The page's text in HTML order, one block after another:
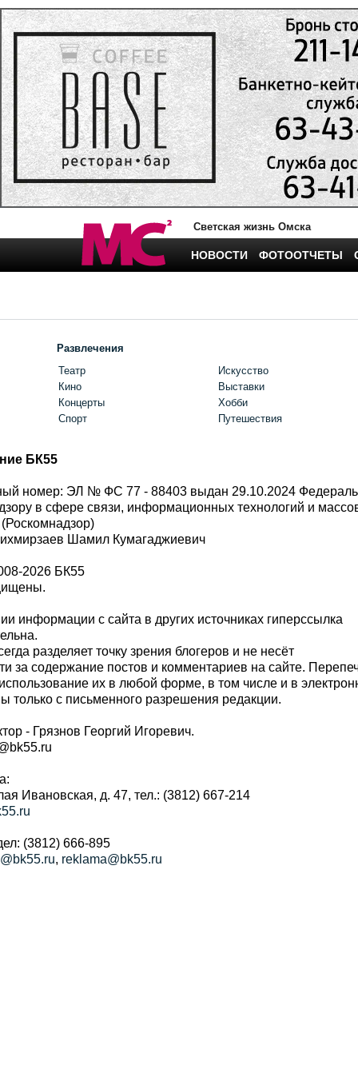
Светская жизнь Омска
НОВОСТИ ФОТООТЧЕТЫ
Развлечения
Театр
Кино
Концерты
Спорт
Искусство
Выставки
Хобби
Путешествия
БК55
номер: ЭЛ № ФС 77 - 88403 выдан 29.10.2024
в сфере связи, информационных технологий и
Шамил Кумагаджиевич
2026 БК55
информации с сайта в других источниках гиперссылка
разделяет точку зрения блогеров и не несёт
за содержание постов и комментариев на сайте.
их в любой форме, в том числе и в
с письменного разрешения редакции.
- Грязнов Георгий Игоревич.
Ивановская, д. 47, тел.: (3812) 667-214
(3812) 666-895
, reklama@bk55.ru